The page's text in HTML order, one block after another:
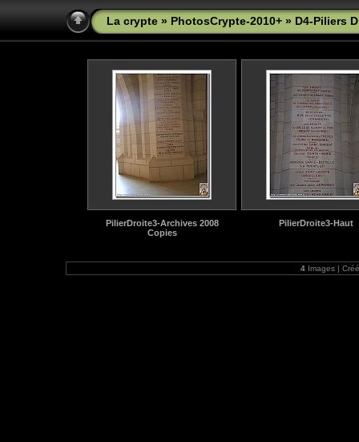
La crypte » PhotosCrypte-2010+ » D4-Piliers
PilierDroite3-Archives 2008
Copies
PilierDroite3-Haut
4Images |